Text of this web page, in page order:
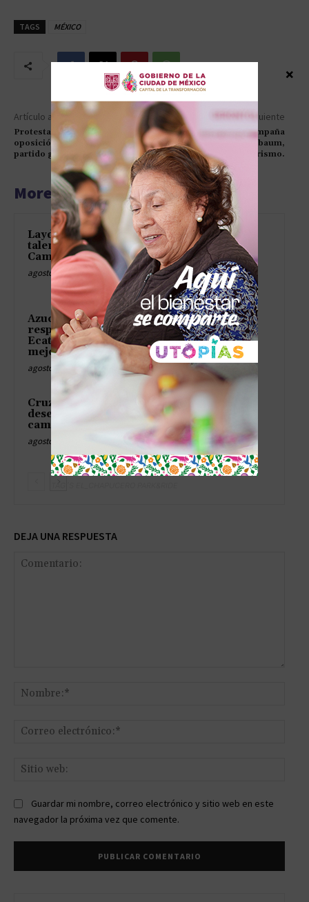
TAGS MÉXICO
Artículo anterior
Protestas en Georgia:
oposición niega triunfo del
partido gobernante
Artículo siguiente
Monreal denuncia ‘campaña
sucia’ contra Sheinbaum,
señala al conservadurismo.
More articles
Layda Sansores abre camino al
talento local con “Hecho en
Campeche”
agosto 7, 2026
Azucena Cisneros consolida
respaldo ciudadano en
Ecatepec; entra al Top 10 de
mejores alcaldesas
agosto 7, 2026
Cruz Pérez Cuéllar acusa
desesperación del PAN por
campaña contra Morena
agosto 7, 2026
DEJA UNA RESPUESTA
Guardar mi nombre, correo electrónico y sitio web en este
navegador la próxima vez que comente.
×